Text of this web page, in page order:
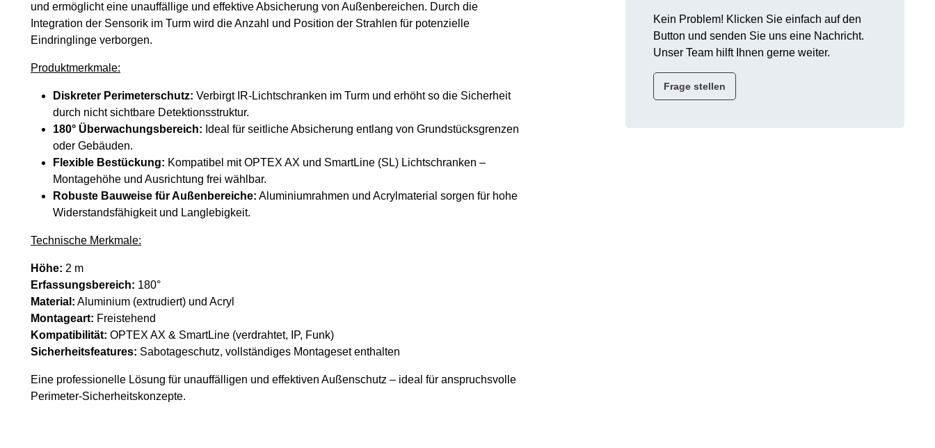
und ermöglicht eine unauffällige und effektive Absicherung von Außenbereichen. Durch die
Integration der Sensorik im Turm wird die Anzahl und Position der Strahlen für potenzielle
Eindringlinge verborgen.
Produktmerkmale:
Diskreter Perimeterschutz: Verbirgt IR-Lichtschranken im Turm und erhöht so die Sicherheit
durch nicht sichtbare Detektionsstruktur.
180° Überwachungsbereich: Ideal für seitliche Absicherung entlang von Grundstücksgrenzen
oder Gebäuden.
Flexible Bestückung: Kompatibel mit OPTEX AX und SmartLine (SL) Lichtschranken –
Montagehöhe und Ausrichtung frei wählbar.
Robuste Bauweise für Außenbereiche: Aluminiumrahmen und Acrylmaterial sorgen für hohe
Widerstandsfähigkeit und Langlebigkeit.
Technische Merkmale:
Höhe: 2 m
Erfassungsbereich: 180°
Material: Aluminium (extrudiert) und Acryl
Montageart: Freistehend
Kompatibilität: OPTEX AX & SmartLine (verdrahtet, IP, Funk)
Sicherheitsfeatures: Sabotageschutz, vollständiges Montageset enthalten
Eine professionelle Lösung für unauffälligen und effektiven Außenschutz – ideal für anspruchsvolle
Perimeter-Sicherheitskonzepte.
Kein Problem! Klicken Sie einfach auf den
Button und senden Sie uns eine Nachricht.
Unser Team hilft Ihnen gerne weiter.
Frage stellen